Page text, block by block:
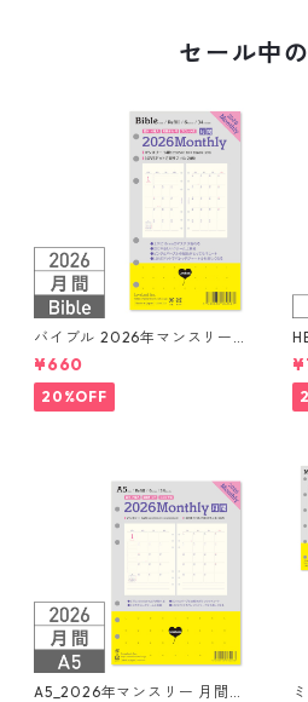
セール中
バイブル 2026年マンスリー
月間ブロック+LOVEドット罫
システム手帳リフィル
¥660
20%OFF
A5_2026年マンスリー 月間ブ